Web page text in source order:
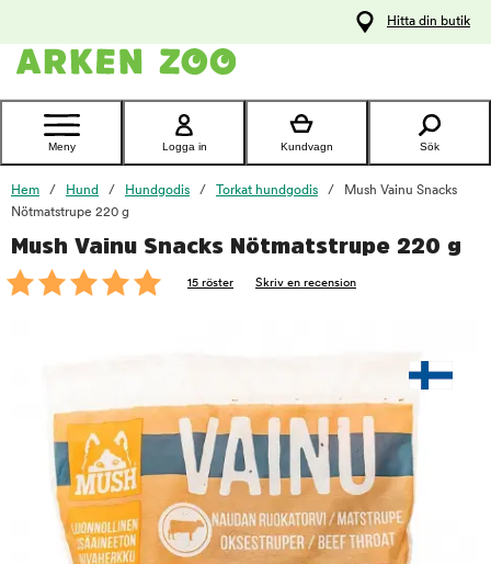
Kontakta
Hitta din butik
Meny Logga in Kundvagn Sök
Hem Hund Hundgodis Torkat hundgodis
Mush Vainu Snacks
Nötmatstrupe 220 g
Mush Vainu Snacks Nötmatstrupe 220 g
15 röster Skriv en recension
foo